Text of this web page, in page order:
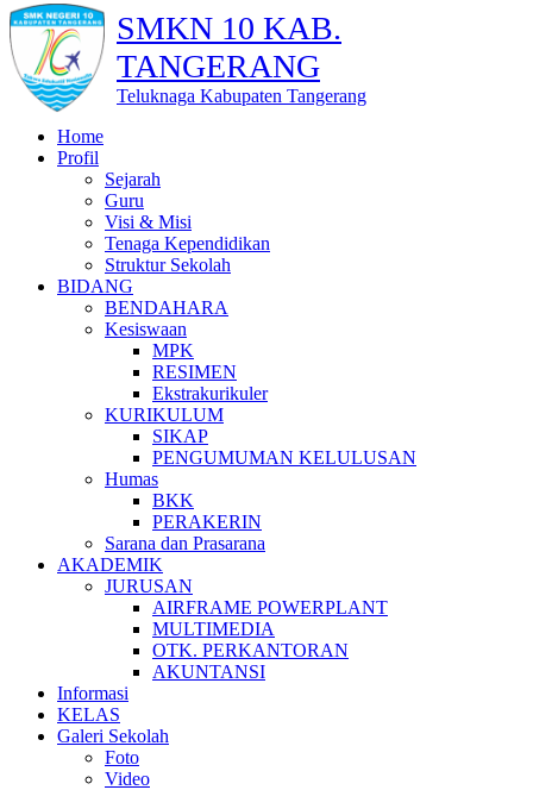
SMKN 10 KAB.
TANGERANG
Teluknaga Kabupaten Tangerang
Home
Profil
Sejarah
Guru
Visi & Misi
Tenaga Kependidikan
Struktur Sekolah
BIDANG
BENDAHARA
Kesiswaan
MPK
RESIMEN
Ekstrakurikuler
KURIKULUM
SIKAP
PENGUMUMAN KELULUSAN
Humas
BKK
PERAKERIN
Sarana dan Prasarana
AKADEMIK
JURUSAN
AIRFRAME POWERPLANT
MULTIMEDIA
OTK. PERKANTORAN
AKUNTANSI
Informasi
KELAS
Galeri Sekolah
Foto
Video